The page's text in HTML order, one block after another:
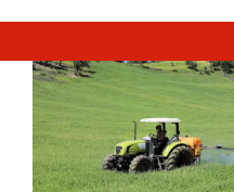
ة
0
ي
ا
ص
ل